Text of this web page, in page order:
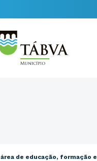
área de educação, formação e